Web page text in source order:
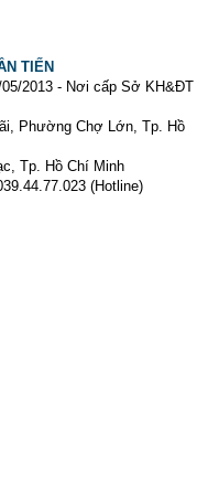
TIẾN
2013 - Nơi cấp Sở KH&ĐT
Phường Chợ Lớn, Tp. Hồ
Tp. Hồ Chí Minh
(Hotline)